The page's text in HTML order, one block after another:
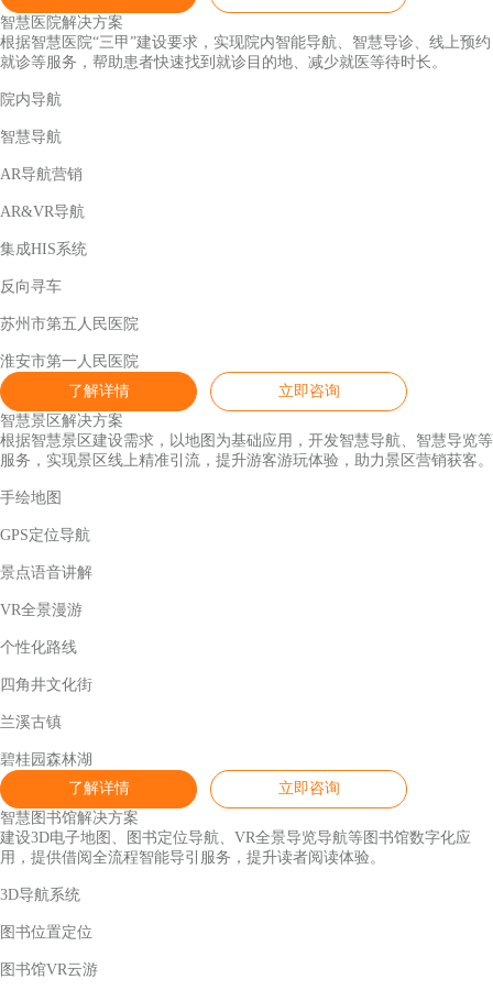
智慧医院解决方案
根据智慧医院“三甲”建设要求，实现院内智能导航、智慧导诊、线上预约
就诊等服务，帮助患者快速找到就诊目的地、减少就医等待时长。
院内导航
智慧导航
AR导航营销
AR&VR导航
集成HIS系统
反向寻车
苏州市第五人民医院
淮安市第一人民医院
了解详情
立即咨询
智慧景区解决方案
根据智慧景区建设需求，以地图为基础应用，开发智慧导航、智慧导览等
服务，实现景区线上精准引流，提升游客游玩体验，助力景区营销获客。
手绘地图
GPS定位导航
景点语音讲解
VR全景漫游
个性化路线
四角井文化街
兰溪古镇
碧桂园森林湖
了解详情
立即咨询
智慧图书馆解决方案
建设3D电子地图、图书定位导航、VR全景导览导航等图书馆数字化应
用，提供借阅全流程智能导引服务，提升读者阅读体验。
3D导航系统
图书位置定位
图书馆VR云游